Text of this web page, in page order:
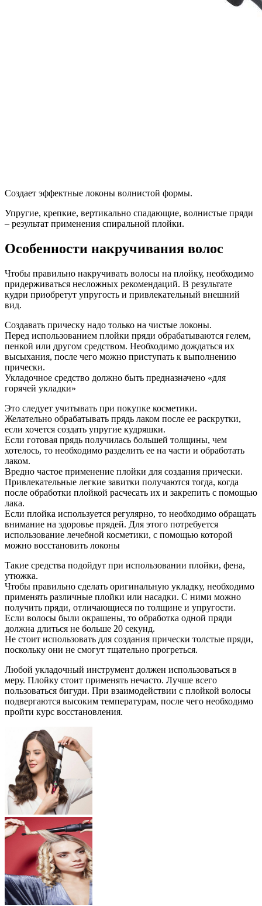
Создает эффектные локоны волнистой формы.
Упругие, крепкие, вертикально спадающие, волнистые пряди
– результат применения спиральной плойки.
Особенности накручивания волос
Чтобы правильно накручивать волосы на плойку, необходимо
придерживаться несложных рекомендаций. В результате
кудри приобретут упругость и привлекательный внешний
вид.
Создавать прическу надо только на чистые локоны.
Перед использованием плойки пряди обрабатываются гелем,
пенкой или другом средством. Необходимо дождаться их
высыхания, после чего можно приступать к выполнению
прически.
Укладочное средство должно быть предназначено «для
горячей укладки»
Это следует учитывать при покупке косметики.
Желательно обрабатывать прядь лаком после ее раскрутки,
если хочется создать упругие кудряшки.
Если готовая прядь получилась большей толщины, чем
хотелось, то необходимо разделить ее на части и обработать
лаком.
Вредно частое применение плойки для создания прически.
Привлекательные легкие завитки получаются тогда, когда
после обработки плойкой расчесать их и закрепить с помощью
лака.
Если плойка используется регулярно, то необходимо обращать
внимание на здоровье прядей. Для этого потребуется
использование лечебной косметики, с помощью которой
можно восстановить локоны
Такие средства подойдут при использовании плойки, фена,
утюжка.
Чтобы правильно сделать оригинальную укладку, необходимо
применять различные плойки или насадки. С ними можно
получить пряди, отличающиеся по толщине и упругости.
Если волосы были окрашены, то обработка одной пряди
должна длиться не больше 20 секунд.
Не стоит использовать для создания прически толстые пряди,
поскольку они не смогут тщательно прогреться.
Любой укладочный инструмент должен использоваться в
меру. Плойку стоит применять нечасто. Лучше всего
пользоваться бигуди. При взаимодействии с плойкой волосы
подвергаются высоким температурам, после чего необходимо
пройти курс восстановления.